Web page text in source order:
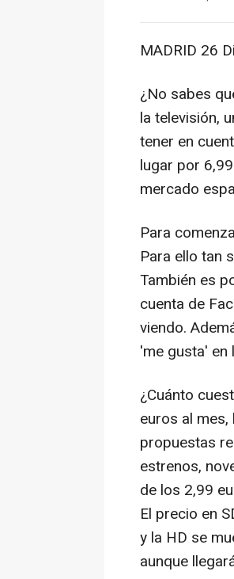
MADRID 26
¿No sabes
la televisión,
tener en
lugar por
mercado
Para
Para ello tan
También es
cuenta de
viendo.
'me gusta' en
¿Cuánto
euros al
propuestas
estrenos,
de los 2,99
El precio en
y la HD se
aunque